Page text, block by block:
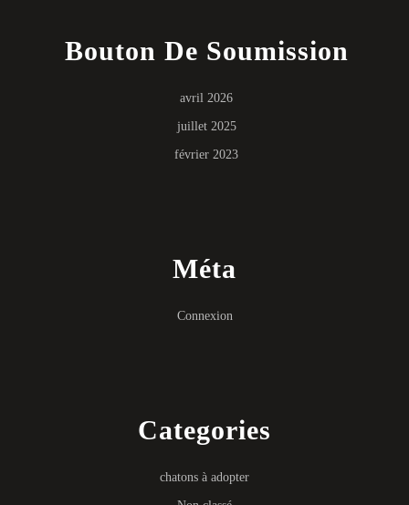
Bouton De Soumission
avril 2026
juillet 2025
février 2023
Méta
Connexion
Categories
chatons à adopter